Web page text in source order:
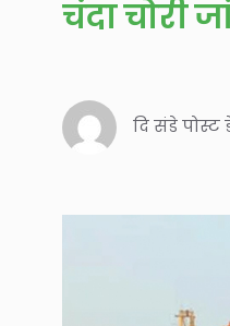
चंदा चोरी
दि संडे पोस्ट